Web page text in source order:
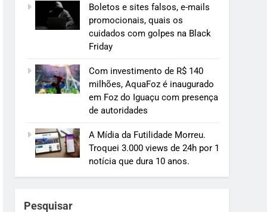
Boletos e sites falsos, e-mails
promocionais, quais os
cuidados com golpes na Black
Friday
Com investimento de R$ 140
milhões, AquaFoz é inaugurado
em Foz do Iguaçu com presença
de autoridades
A Mídia da Futilidade Morreu.
Troquei 3.000 views de 24h por 1
notícia que dura 10 anos.
Pesquisar